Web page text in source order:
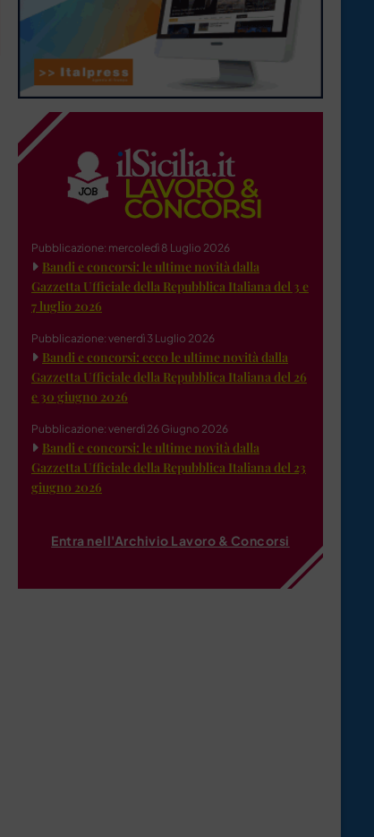
Pubblicazione: mercoledì 8 Luglio 2026
Bandi e concorsi: le ultime novità dalla
Gazzetta Ufficiale della Repubblica Italiana del 3 e
7 luglio 2026
Pubblicazione: venerdì 3 Luglio 2026
Bandi e concorsi: ecco le ultime novità dalla
Gazzetta Ufficiale della Repubblica Italiana del 26
e 30 giugno 2026
Pubblicazione: venerdì 26 Giugno 2026
Bandi e concorsi: le ultime novità dalla
Gazzetta Ufficiale della Repubblica Italiana del 23
giugno 2026
Entra nell'Archivio Lavoro & Concorsi